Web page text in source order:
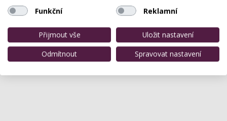
Funkční
Reklamní
Přijmout vše
Uložit nastavení
Odmítnout
Spravovat nastavení